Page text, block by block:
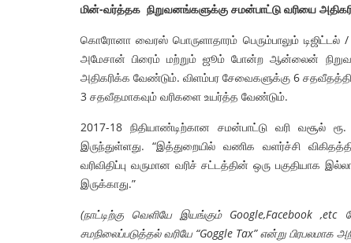
மின்-வர்த்தக நிறுவனங்களுக்கு சமன்பாட்டு வரியை
கொரோனா வைரஸ் பொருளாதாரம் பெரும்பாலும்
அமேசான் பிரைம் மற்றும் ஜூம் போன்ற ஆன்லைன்
அதிகரிக்க வேண்டும். விளம்பர சேவைகளுக்கு 6
3 சதவீதமாகவும் வரிகளை உயர்த்த வேண்டும்.
2017-18 நிதியாண்டிற்கான சமன்பாட்டு வரி வசூல்
இருந்துள்ளது. “இத்துறையில் வணிக வளர்ச்சி
வரிவிதிப்பு வருமான வரிச் சட்டத்தின் ஒரு பகுதியாக
இருக்காது.”
(நாட்டிற்கு வெளியே இயங்கும் Google,Facebook ,etc
சமநிலைப்படுத்தல் வரியே“Goggle Tax”என்று பிரபலமாக